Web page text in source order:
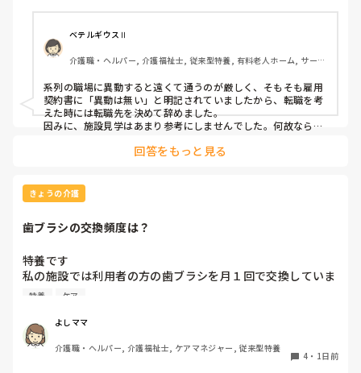
ベテルギウスⅡ
介護職・ヘルパー, 介護福祉士, 従来型特養, 有料老人ホーム, サービ
ット型特養
系列の職場に異動すると遠くて通うのが厳しく、そもそも雇用
契約書に「異動は無い」と明記されていましたから、転職を考
えた時には転職先を決めて辞めました。
因みに、施設見学はあまり参考にしませんでした。何故なら、
断出来ないからです。職場の人間関係は働いてみないと分かり
回答をもっと見る
きょうの介護
歯ブラシの交換頻度は？
特養です
私の施設では利用者の方の歯ブラシを月１回で交換していま
す、みなさんのところはどれくらいの頻度で交換されていま
特養 ケア
よしママ
介護職・ヘルパー, 介護福祉士, ケアマネジャー, 従来型特養
4 ・ 1日前